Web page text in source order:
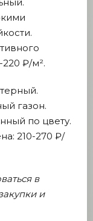
220 ₽/м².
газон.
по цвету.
210-270 ₽/
в
и